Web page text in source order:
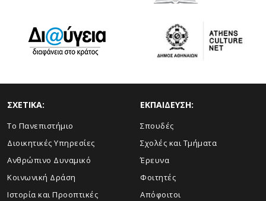
ΣΧΕΤΙΚΑ:
Το Πανεπιστήμιο
Διοικητικές Υπηρεσίες
Ανθρώπινο Δυναμικό
Κοινωνική Δράση
Ιστορία και Προοπτικές
ΕΚΠΑΙΔΕΥΣΗ:
Σπουδές
Σχολές και Τμήματα
Έρευνα
Φοιτητές
Απόφοιτοι